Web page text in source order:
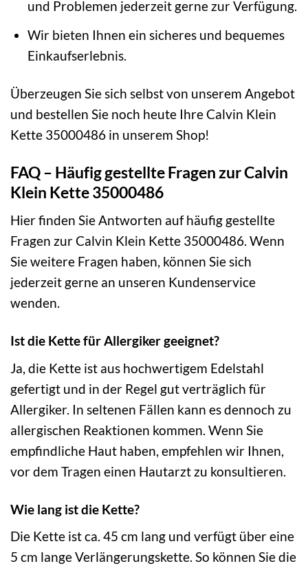
und Problemen jederzeit gerne zur Verfügung.
Wir bieten Ihnen ein sicheres und bequemes
Einkaufserlebnis.
Überzeugen Sie sich selbst von unserem Angebot
und bestellen Sie noch heute Ihre Calvin Klein
Kette 35000486 in unserem Shop!
FAQ – Häufig gestellte Fragen zur Calvin
Klein Kette 35000486
Hier finden Sie Antworten auf häufig gestellte
Fragen zur Calvin Klein Kette 35000486. Wenn
Sie weitere Fragen haben, können Sie sich
jederzeit gerne an unseren Kundenservice
wenden.
Ist die Kette für Allergiker geeignet?
Ja, die Kette ist aus hochwertigem Edelstahl
gefertigt und in der Regel gut verträglich für
Allergiker. In seltenen Fällen kann es dennoch zu
allergischen Reaktionen kommen. Wenn Sie
empfindliche Haut haben, empfehlen wir Ihnen,
vor dem Tragen einen Hautarzt zu konsultieren.
Wie lang ist die Kette?
Die Kette ist ca. 45 cm lang und verfügt über eine
5 cm lange Verlängerungskette. So können Sie die